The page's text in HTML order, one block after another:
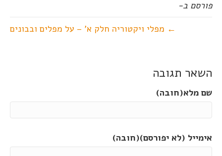
פורסם ב-
← מפלי ויקטוריה חלק א' – על מפלים ובבונים
השאר תגובה
שם מלא(חובה)
אימייל (לא יפורסם)(חובה)